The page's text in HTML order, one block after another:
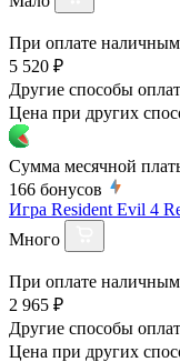
При оплате
5 520 ₽
Другие способы
Цена при других
Сумма месячной
166 бонусов
Игра Resident Evil 4
Много
При оплате
2 965 ₽
Другие способы
Цена при других